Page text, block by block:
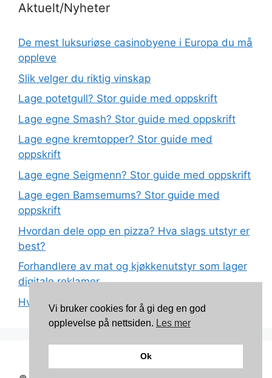
Aktuelt/Nyheter
De mest luksuriøse casinobyene i Europa du må
oppleve
Slik velger du riktig vinskap
Lage potetgull? Stor guide med oppskrift
Lage egne Smash? Stor guide med oppskrift
Lage egne kremtopper? Stor guide med
oppskrift
Lage egne Seigmenn? Stor guide med oppskrift
Lage egen Bamsemums? Stor guide med
oppskrift
Hvordan dele opp en pizza? Hva slags utstyr er
best?
Forhandlere av mat og kjøkkenutstyr som lager
digitale reklamer
Hva betyr det at plast har matkvalitet?
Kontakt: torunnbeategjerven@gmail.com
Vi bruker cookies for å gi deg en god
opplevelse på nettsiden. Les mer
Ok